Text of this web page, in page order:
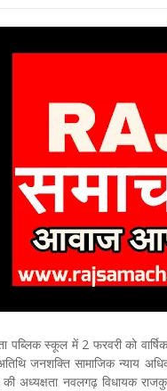
पब्लिक स्कूल में 2 फरवरी को
जनशक्ति सामाजिक न्याय
अध्यक्षता नवलगढ़ विधायक